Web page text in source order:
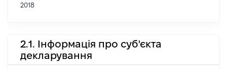
2018
2.1. Інформація про суб'єкта
декларування